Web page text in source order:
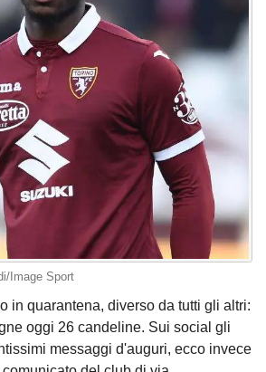
Image Sport
in quarantena, diverso da tutti gli altri:
oggi 26 candeline. Sui social gli
messaggi d'auguri, ecco invece